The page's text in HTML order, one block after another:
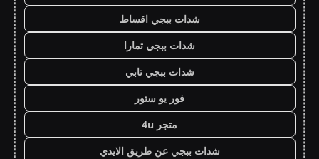
شدات ببجي اقساط
شدات ببجي تمارا
شدات ببجي تابي
فور يو ستور
متجر 4u
شدات ببجي عن طريق الايدي